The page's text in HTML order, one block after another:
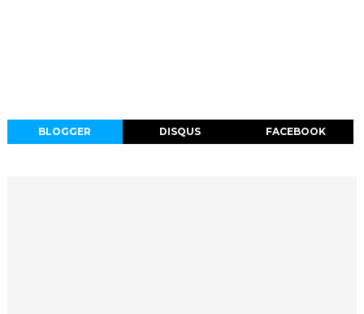
BLOGGER DISQUS FACEBOOK